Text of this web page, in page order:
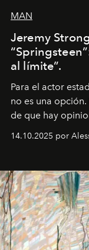
MAN
Jeremy
al límite”.
Para el actor
no es una
de que hay
demasiado en
pérdida de
14.10.2025 por